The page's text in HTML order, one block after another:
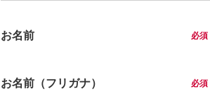
お名前 必須
お名前（フリガナ） 必須